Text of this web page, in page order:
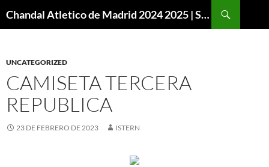
Chandal Atletico de Madrid 2024 2025 | SuperVigo
UNCATEGORIZED
CAMISETA TERCERA
REPUBLICA
23 DE FEBRERO DE 2023 ISTERN